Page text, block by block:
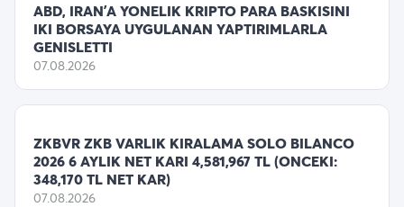
ABD, IRAN’A YONELIK KRIPTO PARA BASKISINI
IKI BORSAYA UYGULANAN YAPTIRIMLARLA
GENISLETTI
07.08.2026
ZKBVR ZKB VARLIK KIRALAMA SOLO BILANCO
2026 6 AYLIK NET KARI 4,581,967 TL (ONCEKI:
348,170 TL NET KAR)
07.08.2026